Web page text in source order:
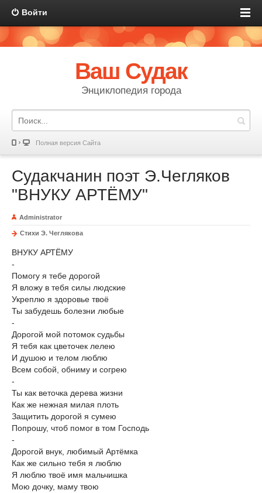
Войти
Ваш Судак
Энциклопедия города
Полная версия Сайта
Судакчанин поэт Э.Чегляков
"ВНУКУ АРТЁМУ"
Administrator
Стихи Э. Чеглякова
ВНУКУ АРТЁМУ
-
Помогу я тебе дорогой
Я вложу в тебя силы людские
Укреплю я здоровье твоё
Ты забудешь болезни любые
-
Дорогой мой потомок судьбы
Я тебя как цветочек лелею
И душою и телом люблю
Всем собой, обниму и согрею
-
Ты как веточка дерева жизни
Как же нежная милая плоть
Защитить дорогой я сумею
Попрошу, чтоб помог в том Господь
-
Дорогой внук, любимый Артёмка
Как же сильно тебя я люблю
Я люблю твоё имя мальчишка
Мою дочку, маму твою